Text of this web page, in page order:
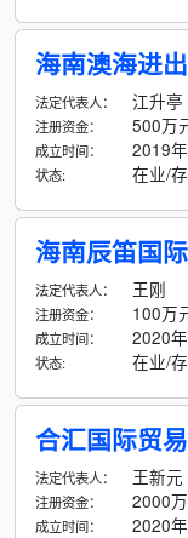
海南澳海进
法定代表人： 江升亭
注册资金： 500万
成立时间： 2019
状态: 在业/
海南辰笛国
法定代表人： 王刚
注册资金： 100万
成立时间： 2020
状态: 在业/
合汇国际贸
法定代表人： 王新元
注册资金： 2000
成立时间：
2020